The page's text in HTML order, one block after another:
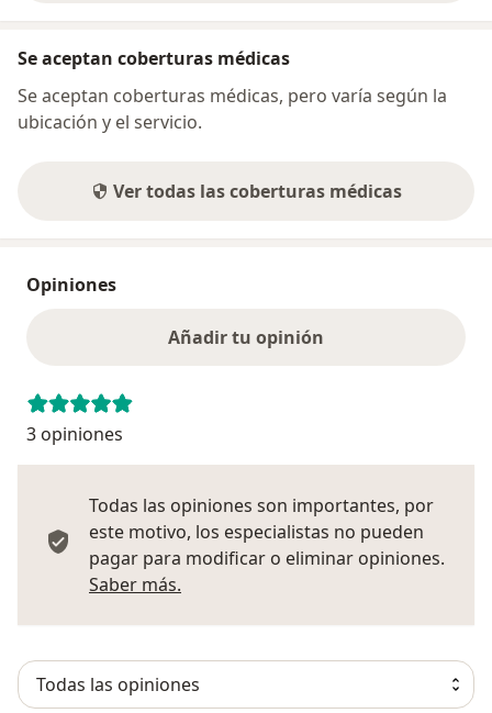
Se aceptan coberturas médicas
Se aceptan coberturas médicas, pero varía según la
ubicación y el servicio.
Ver todas las coberturas médicas
Opiniones
Añadir tu opinión
3 opiniones
Todas las opiniones son importantes, por
este motivo, los especialistas no pueden
pagar para modificar o eliminar opiniones.
Saber más.